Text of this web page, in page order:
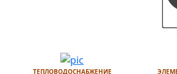
ТЕПЛОВОДОСНАБЖЕНИЕ